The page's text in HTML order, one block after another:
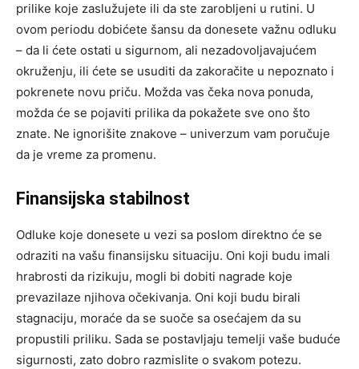
prilike koje zaslužujete ili da ste zarobljeni u rutini. U
ovom periodu dobićete šansu da donesete važnu odluku
– da li ćete ostati u sigurnom, ali nezadovoljavajućem
okruženju, ili ćete se usuditi da zakoračite u nepoznato i
pokrenete novu priču. Možda vas čeka nova ponuda,
možda će se pojaviti prilika da pokažete sve ono što
znate. Ne ignorišite znakove – univerzum vam poručuje
da je vreme za promenu.
Finansijska stabilnost
Odluke koje donesete u vezi sa poslom direktno će se
odraziti na vašu finansijsku situaciju. Oni koji budu imali
hrabrosti da rizikuju, mogli bi dobiti nagrade koje
prevazilaze njihova očekivanja. Oni koji budu birali
stagnaciju, moraće da se suoče sa osećajem da su
propustili priliku. Sada se postavljaju temelji vaše buduće
sigurnosti, zato dobro razmislite o svakom potezu.